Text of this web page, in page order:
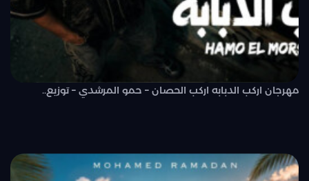
مهرجان اركب الدبابه اركب الحصان – حمو المرشدي – توزيع..